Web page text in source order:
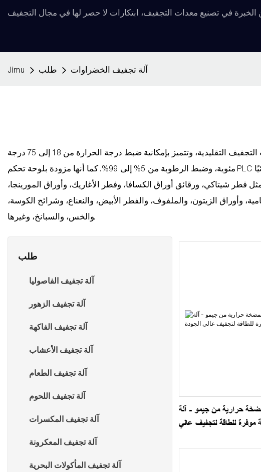
Jimu طلب آلة تجفيف الخضراوات
تُعدّ آلة تجفيف الخضراوات من جيمو مثاليةً لتجفيف الخضراوات، فهي توفر 75% من استهلاك الكهرباء مقارنةً بآلات التجفيف التقليدية، وتتميز بإمكانية ضبط درجة الحرارة من 18 إلى 75 درجة
أنواع مختلفة من الخضراوات، مثل فطر شيتاكي، ورقائق أوراق الكسافا، وفطر الأغاريك، وأوراق المورينجا،
وأوراق الزيتون، والملفوف، والفطر الأبيض، والنعناع، ​​وشرائح الكوسة،
والخس، والسبانخ، وغيرها.
طلب
آلة تجفيف الفاصوليا
آلة تجفيف الزهور
آلة تجفيف الفاكهة
آلة تجفيف الأعشاب
آلة تجفيف الطعام
آلة تجفيف اللحوم
آلة تجفيف المكسرات
آلة تجفيف المعكرونة
آلة تجفيف المأكولات البحرية
حرارية من جيمو - آلة
موفرة للطاقة لتجفيف عالي